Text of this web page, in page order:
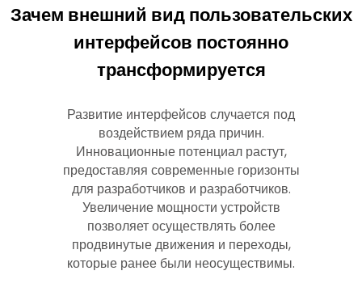
Зачем внешний вид пользовательских
интерфейсов постоянно
трансформируется
Развитие интерфейсов случается под
воздействием ряда причин.
Инновационные потенциал растут,
предоставляя современные горизонты
для разработчиков и разработчиков.
Увеличение мощности устройств
позволяет осуществлять более
продвинутые движения и переходы,
которые ранее были неосуществимы.